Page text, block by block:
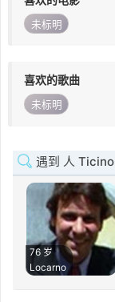
未标明
喜欢的歌曲
未标明
遇到 人 Ticino
76 岁
Locarno